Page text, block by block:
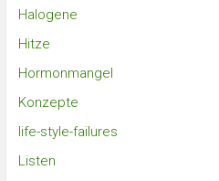
Halogene
Hitze
Hormonmangel
Konzepte
life-style-failures
Listen